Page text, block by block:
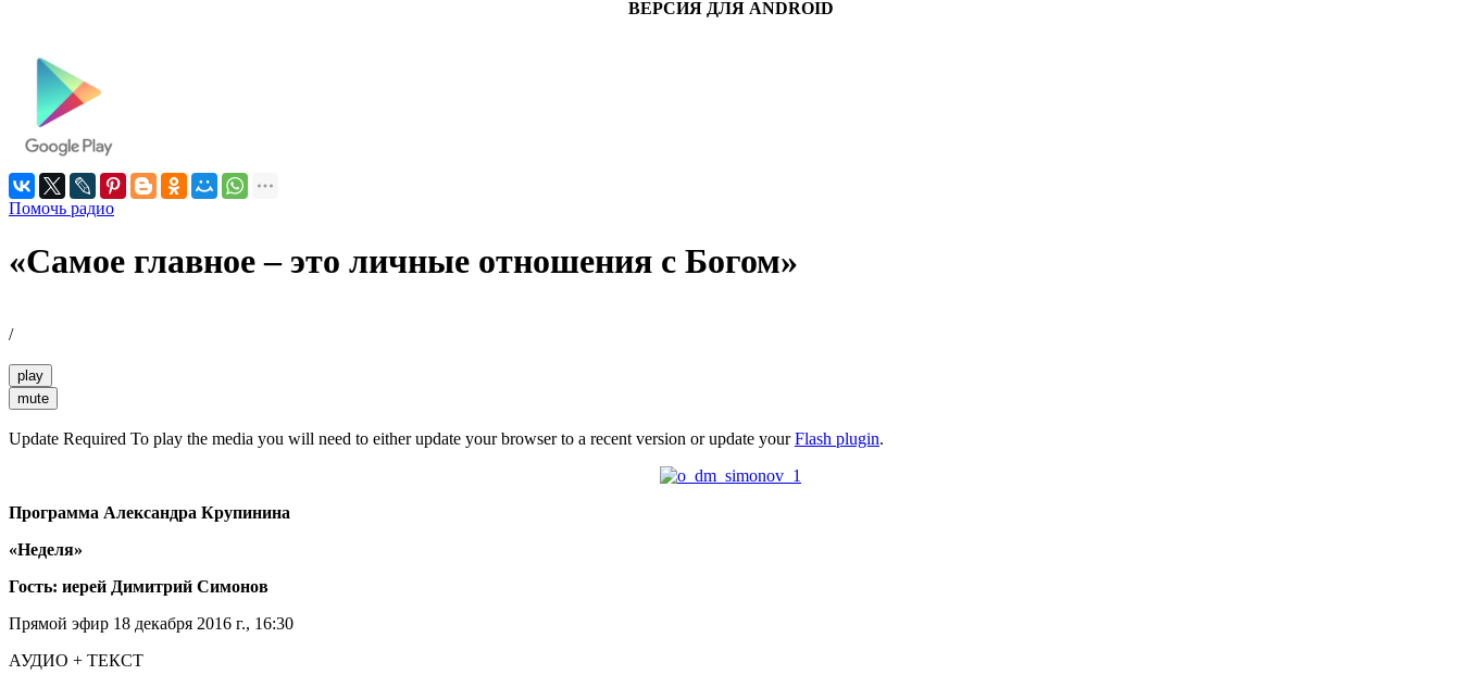
ВЕРСИЯ ДЛЯ ANDROID
Помочь радио
«Самое главное – это личные отношения с Богом»
/
play
mute
Update Required To play the media you will need to either update your browser to a recent version or update yourFlash plugin.
Программа Александра Крупинина
«Неделя»
Гость: иерей Димитрий Симонов
Прямой эфир 18 декабря 2016 г., 16:30
АУДИО + ТЕКСТ